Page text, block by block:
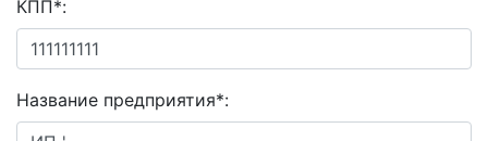
КПП*:
Название предприятия*: